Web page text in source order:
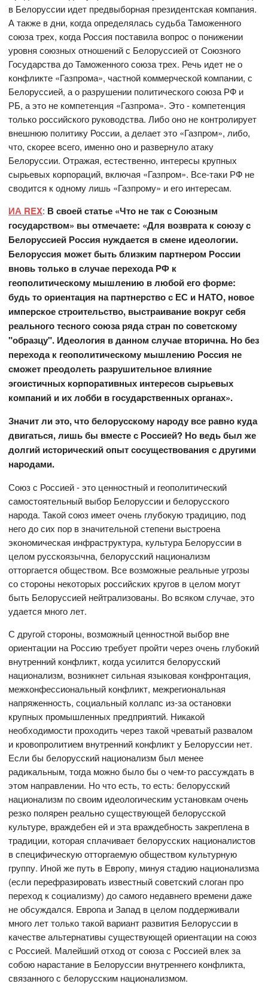
в Белоруссии идет предвыборная президентская компания.
А также в дни, когда определялась судьба Таможенного
союза трех, когда Россия поставила вопрос о понижении
уровня союзных отношений с Белоруссией от Союзного
Государства до Таможенного союза трех. Речь идет не о
конфликте «Газпрома», частной коммерческой компании, с
Белоруссией, а о разрушении политического союза РФ и
РБ, а это не компетенция «Газпрома». Это - компетенция
только российского руководства. Либо оно не контролирует
внешнюю политику России, а делает это «Газпром», либо,
что, скорее всего, именно оно и развернуло атаку
Белоруссии. Отражая, естественно, интересы крупных
сырьевых корпораций, включая «Газпром». Все-таки РФ не
сводится к одному лишь «Газпрому» и его интересам.
ИА REX: В своей статье «Что не так с Союзным
государством» вы отмечаете: «Для возврата к союзу с
Белоруссией Россия нуждается в смене идеологии.
Белоруссия может быть близким партнером России
вновь только в случае перехода РФ к
геополитическому мышлению в любой его форме:
будь то ориентация на партнерство с ЕС и НАТО, новое
имперское строительство, выстраивание вокруг себя
реального тесного союза ряда стран по советскому
"образцу". Идеология в данном случае вторична. Но без
перехода к геополитическому мышлению Россия не
сможет преодолеть разрушительное влияние
эгоистичных корпоративных интересов сырьевых
компаний и их лобби в государственных органах».
Значит ли это, что белорусскому народу все равно куда
двигаться, лишь бы вместе с Россией? Но ведь был же
долгий исторический опыт сосуществования с другими
народами.
Союз с Россией - это ценностный и геополитический
самостоятельный выбор Белоруссии и белорусского
народа. Такой союз имеет очень глубокую традицию, под
него до сих пор в значительной степени выстроена
экономическая инфраструктура, культура Белоруссии в
целом русскоязычна, белорусский национализм
отторгается обществом. Все возможные реальные угрозы
со стороны некоторых российских кругов в целом могут
быть Белоруссией нейтрализованы. Во всяком случае, это
удается много лет.
С другой стороны, возможный ценностной выбор вне
ориентации на Россию требует пройти через очень глубокий
внутренний конфликт, когда усилится белорусский
национализм, возникнет сильная языковая конфронтация,
межконфессиональный конфликт, межрегиональная
напряженность, социальный коллапс из-за остановки
крупных промышленных предприятий. Никакой
необходимости проходить через такой чреватый развалом
и кровопролитием внутренний конфликт у Белоруссии нет.
Если бы белорусский национализм был менее
радикальным, тогда можно было бы о чем-то рассуждать в
этом направлении. Но что есть, то есть: белорусский
национализм по своим идеологическим установкам очень
резко полярен реально существующей белорусской
культуре, враждебен ей и эта враждебность закреплена в
традиции, которая сплачивает белорусских националистов
в специфическую отторгаемую обществом культурную
группу. Иной же путь в Европу, минуя стадию национализма
(если перефразировать известный советский слоган про
переход к социализму) до самого недавнего времени даже
не обсуждался. Европа и Запад в целом поддерживали
много лет только такой вариант развития Белоруссии в
качестве альтернативы существующей ориентации на союз
с Россией. Малейший отход от союза с Россией влек за
собою нарастание в Белоруссии внутреннего конфликта,
связанного с белорусским национализмом.